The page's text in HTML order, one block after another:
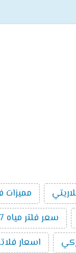
مميزات
سعر فلتر مياه 7 مراحل
اسعار فلاتر